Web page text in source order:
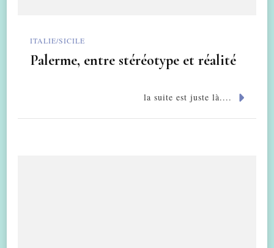
ITALIE/SICILE
Palerme, entre stéréotype et réalité
la suite est juste là....